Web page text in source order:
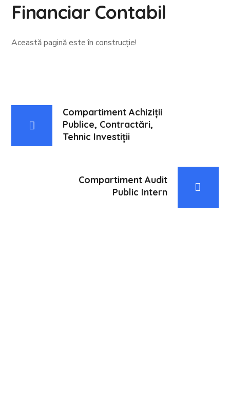
Financiar Contabil
Această pagină este în construcție!
Compartiment Achiziții
Publice, Contractări,
Tehnic Investiții
Compartiment Audit
Public Intern